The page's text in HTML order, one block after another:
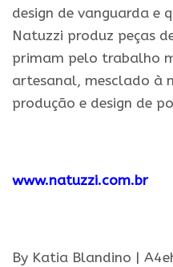
design de vanguarda e
Natuzzi produz peças
primam pelo trabalho
artesanal, mesclado à
produção e design de
www.natuzzi.com.br
By Katia Blandino |